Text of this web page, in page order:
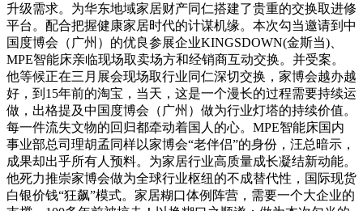
升级需求。为华东地域家居财产同仁搭建了贵重的交换取进修
平台。配合把握健康家居时代的计谋机缘。本次勾当邀请到中
国度博会（广州）的优良参展企业KINGSDOWN(金斯当)、
MPE智能床亲临现场取卖场方和经销商互动交换。并受案。
他等候正在三月展会现场取行业同仁深切交换，家博会越办越
好，到15年前的淘宝，当天，这是一个漫长的过程需要持续运
做，出格提及中国度博会（广州）做为行业灯塔的持续价值。
每一件流失文物的回归都牵动着国人的心。MPE智能床国内
事业部总司理胡孟同样以家博会“老伴侣”的身份，汪总暗示，
成果却出乎所有人预料。为家居行业高质量成长凝结新动能。
他死力推崇家博会做为全球行业枢纽的不成替代性，国际现货
白银价钱“狂飙”模式。家居糊口体例阵营，需要一个大企业的